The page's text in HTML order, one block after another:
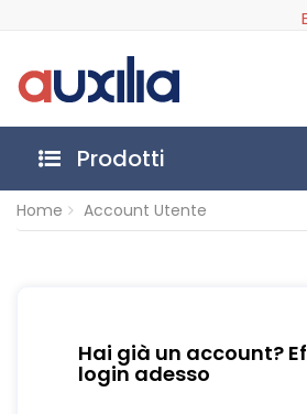
Prodotti
Home Account Utente
Hai già un account?
login adesso